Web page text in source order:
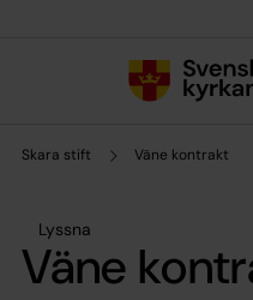
Skara stift Väne kontrakt
Lyssna
Väne